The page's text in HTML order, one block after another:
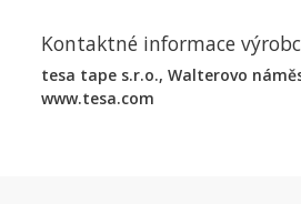
Kontaktné informace
tesa tape s.r.o., Walterovo
www.tesa.com